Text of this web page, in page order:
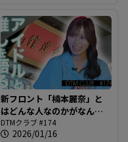
新フロント「楠本麗奈」と
はどんな人なのかがなんと
なく分かる、かもしれない
＠DTMクラブ #174
DTMクラブ #174
2026/01/16